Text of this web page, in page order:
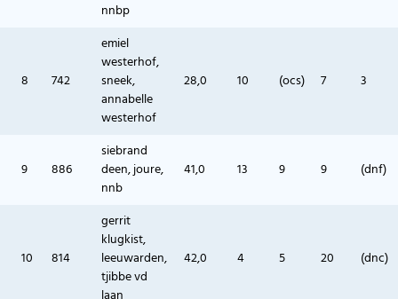
nnbp
8 742
emiel
westerhof,
sneek,
annabelle
westerhof
28,0 10 (ocs) 7 3
9 886
siebrand
deen, joure,
nnb
41,0 13 9 9 (dnf)
10 814
gerrit
klugkist,
leeuwarden,
tjibbe vd
42,0 4 5 20 (dnc)